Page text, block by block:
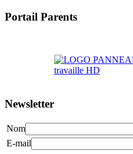
Portail Parents
Newsletter
Nom
E-mail